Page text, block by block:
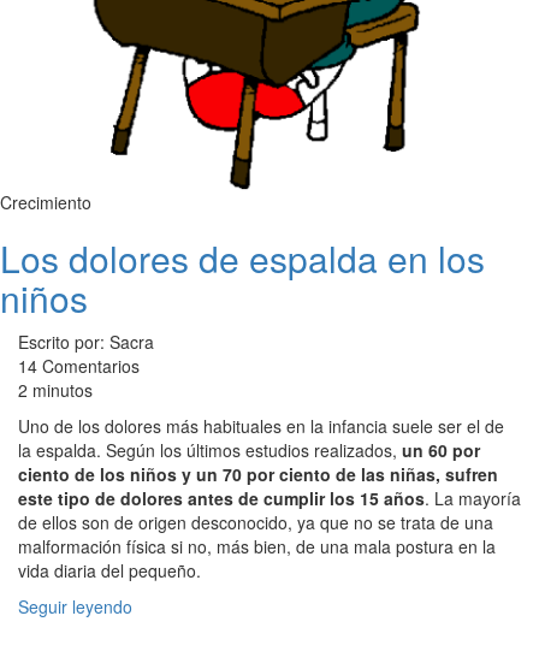
Crecimiento
Los dolores de espalda en los
niños
Escrito por: Sacra
14 Comentarios
2 minutos
Uno de los dolores más habituales en la infancia suele ser el de
la espalda. Según los últimos estudios realizados, un 60 por
ciento de los niños y un 70 por ciento de las niñas, sufren
este tipo de dolores antes de cumplir los 15 años. La mayoría
de ellos son de origen desconocido, ya que no se trata de una
malformación física si no, más bien, de una mala postura en la
vida diaria del pequeño.
Seguir leyendo